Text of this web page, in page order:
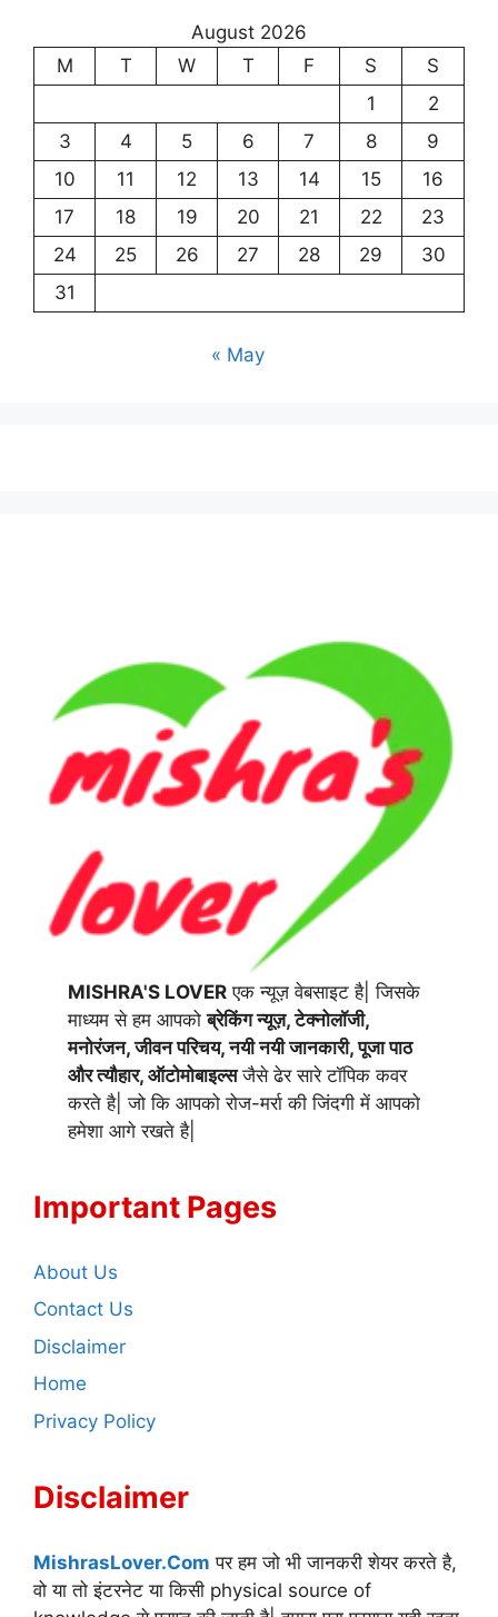
August 2026
M
T W T F S
S
1
2
3
4 5 6 7 8
9
10
11 12 13 14 15
16
17
18 19 20 21 22
23
24
25 26 27 28 29
30
31
« May
MISHRA'S LOVER एक न्यूज़ वेबसाइट है| जिसके
माध्यम से हम आपकोब्रेकिंग न्यूज़, टेक्नोलॉजी,
मनोरंजन, जीवन परिचय, नयी नयी जानकारी, पूजा पाठ
और त्यौहार, ऑटोमोबाइल्सजैसे ढेर सारे टॉपिक कवर
करते है| जो कि आपको रोज-मर्रा की जिंदगी में आपको
हमेशा आगे रखते है|
Important Pages
About Us
Contact Us
Disclaimer
Home
Privacy Policy
Disclaimer
MishrasLover.Com पर हम जो भी जानकरी शेयर करते है,
वो या तो इंटरनेट या किसी physical source of